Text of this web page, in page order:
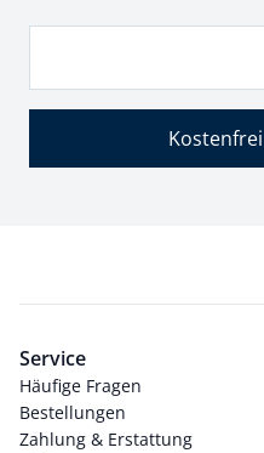
Service
Häufige Fragen
Bestellungen
Zahlung & Erstattung